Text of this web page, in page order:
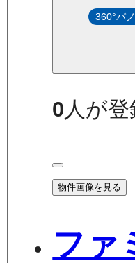
360°パ
0人が
物件画像を見る
ファ